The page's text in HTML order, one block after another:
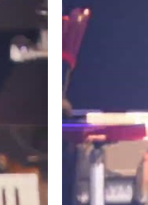
07.26 RADIO
サンデーradio
07.23
MAGAZINE
スペシャルブッ
07.19 RADIO
サンデーradio